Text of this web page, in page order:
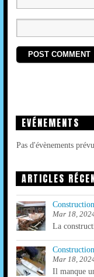
EVÉNEMENTS
Pas d'évènements
ARTICLES
Mar 18,
La
Mar 18,
Il manque